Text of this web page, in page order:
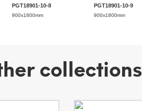
PGT18901-10-8
900x1800mm
PGT18901-10-9
900x1800mm
collections